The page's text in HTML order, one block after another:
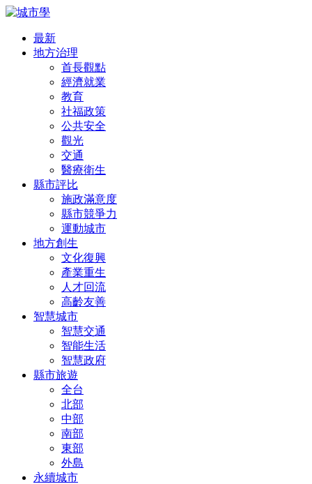
最新
地方治理
首長觀點
經濟就業
教育
社福政策
公共安全
觀光
交通
醫療衛生
縣市評比
施政滿意度
縣市競爭力
運動城市
地方創生
文化復興
產業重生
人才回流
高齡友善
智慧城市
智慧交通
智能生活
智慧政府
縣市旅遊
全台
北部
中部
南部
東部
外島
永續城市